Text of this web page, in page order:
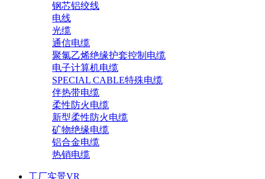
钢芯铝绞线
电线
光缆
通信电缆
聚氯乙烯绝缘护套控制电缆
电子计算机电缆
SPECIAL CABLE特殊电缆
伴热带电缆
柔性防火电缆
新型柔性防火电缆
矿物绝缘电缆
铝合金电缆
热销电缆
工厂实景VR